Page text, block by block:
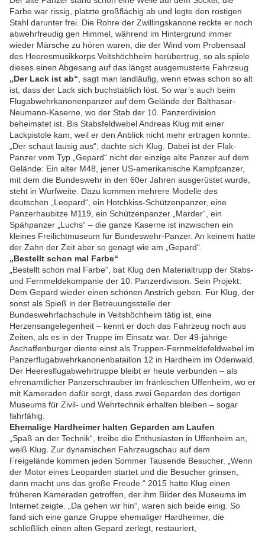
Farbe war rissig, platzte großflächig ab und legte den rostigen
Stahl darunter frei. Die Rohre der Zwillingskanone reckte er noch
abwehrfreudig gen Himmel, während im Hintergrund immer
wieder Märsche zu hören waren, die der Wind vom Probensaal
des Heeresmusikkorps Veitshöchheim herübertrug, so als spiele
dieses einen Abgesang auf das längst ausgemusterte Fahrzeug.
„Der Lack ist ab“ , sagt man landläufig, wenn etwas schon so alt
ist, dass der Lack sich buchstäblich löst. So war’s auch beim
Flugabwehrkanonenpanzer auf dem Gelände der Balthasar-
Neumann-Kaserne, wo der Stab der 10. Panzerdivision
beheimatet ist. Bis Stabsfeldwebel Andreas Klug mit einer
Lackpistole kam, weil er den Anblick nicht mehr ertragen konnte:
„Der schaut lausig aus“, dachte sich Klug. Dabei ist der Flak-
Panzer vom Typ „Gepard“ nicht der einzige alte Panzer auf dem
Gelände: Ein alter M48, jener US-amerikanische Kampfpanzer,
mit dem die Bundeswehr in den 60er Jahren ausgerüstet wurde,
steht in Wurfweite. Dazu kommen mehrere Modelle des
deutschen „Leopard“, ein Hotchkiss-Schützenpanzer, eine
Panzerhaubitze M119, ein Schützenpanzer „Marder“, ein
Spähpanzer „Luchs“ – die ganze Kaserne ist inzwischen ein
kleines Freilichtmuseum für Bundeswehr-Panzer. An keinem hatte
der Zahn der Zeit aber so genagt wie am „Gepard“.
„Bestellt schon mal Farbe“
„Bestellt schon mal Farbe“, bat Klug den Materialtrupp der Stabs-
und Fernmeldekompanie der 10. Panzerdivision. Sein Projekt:
Dem Gepard wieder einen schönen Anstrich geben. Für Klug, der
sonst als Spieß in der Betreuungsstelle der
Bundeswehrfachschule in Veitshöchheim tätig ist, eine
Herzensangelegenheit – kennt er doch das Fahrzeug noch aus
Zeiten, als es in der Truppe im Einsatz war. Der 49-jährige
Aschaffenburger diente einst als Truppen-Fernmeldefeldwebel im
Panzerflugabwehrkanonenbataillon 12 in Hardheim im Odenwald.
Der Heeresflugabwehrtruppe bleibt er heute verbunden – als
ehrenamtlicher Panzerschrauber im fränkischen Uffenheim, wo er
mit Kameraden dafür sorgt, dass zwei Geparden des dortigen
Museums für Zivil- und Wehrtechnik erhalten bleiben – sogar
fahrfähig.
Ehemalige Hardheimer halten Geparden am Laufen
„Spaß an der Technik“, treibe die Enthusiasten in Uffenheim an,
weiß Klug. Zur dynamischen Fahrzeugschau auf dem
Freigelände kommen jeden Sommer Tausende Besucher. „Wenn
der Motor eines Leoparden startet und die Besucher grinsen,
dann macht uns das große Freude.“ 2015 hatte Klug einen
früheren Kameraden getroffen, der ihm Bilder des Museums im
Internet zeigte. „Da gehen wir hin“, waren sich beide einig. So
fand sich eine ganze Gruppe ehemaliger Hardheimer, die
schließlich einen alten Gepard zerlegt, restauriert,